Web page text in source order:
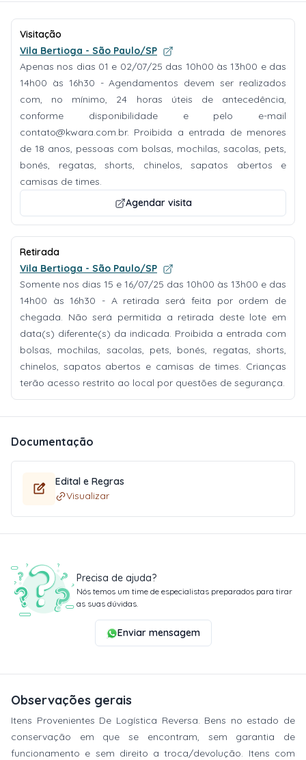
Visitação
Vila Bertioga - São Paulo/SP
Apenas nos dias 01 e 02/07/25 das 10h00 às 13h00 e das
14h00 às 16h30 - Agendamentos devem ser realizados
com, no mínimo, 24 horas úteis de antecedência,
conforme disponibilidade e pelo e-mail
contato@kwara.com.br. Proibida a entrada de menores
de 18 anos, pessoas com bolsas, mochilas, sacolas, pets,
bonés, regatas, shorts, chinelos, sapatos abertos e
camisas de times.
Agendar visita
Retirada
Vila Bertioga - São Paulo/SP
Somente nos dias 15 e 16/07/25 das 10h00 às 13h00 e das
14h00 às 16h30 - A retirada será feita por ordem de
chegada. Não será permitida a retirada deste lote em
data(s) diferente(s) da indicada. Proibida a entrada com
bolsas, mochilas, sacolas, pets, bonés, regatas, shorts,
chinelos, sapatos abertos e camisas de times. Crianças
terão acesso restrito ao local por questões de segurança.
Documentação
Edital e Regras
Visualizar
Precisa de ajuda?
Nós temos um time de especialistas preparados para tirar
as suas dúvidas.
Enviar mensagem
Observações gerais
Itens Provenientes De Logística Reversa. Bens no estado de
conservação em que se encontram, sem garantia de
funcionamento e sem direito a troca/devolução. Itens com